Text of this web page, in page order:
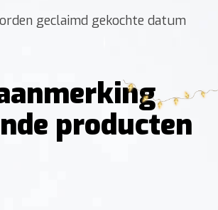
geclaimd gekochte datum
producten